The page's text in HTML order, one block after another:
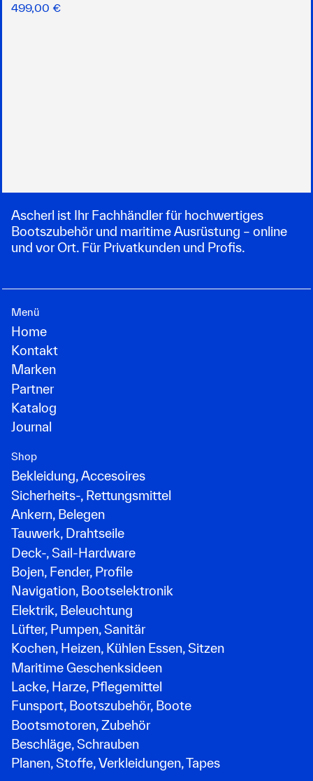
499,00 €
Ascherl ist Ihr Fachhändler für hochwertiges
Bootszubehör und maritime Ausrüstung – online
und vor Ort. Für Privatkunden und Profis.
Menü
Home
Kontakt
Marken
Partner
Katalog
Journal
Shop
Bekleidung, Accesoires
Sicherheits-, Rettungsmittel
Ankern, Belegen
Tauwerk, Drahtseile
Deck-, Sail-Hardware
Bojen, Fender, Profile
Navigation, Bootselektronik
Elektrik, Beleuchtung
Lüfter, Pumpen, Sanitär
Kochen, Heizen, Kühlen Essen, Sitzen
Maritime Geschenksideen
Lacke, Harze, Pflegemittel
Funsport, Bootszubehör, Boote
Bootsmotoren, Zubehör
Beschläge, Schrauben
Planen, Stoffe, Verkleidungen, Tapes